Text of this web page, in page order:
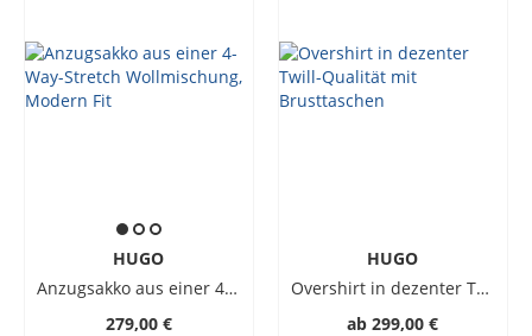
HUGO
Anzugsakko aus einer 4-Way-Stretch Wollmischung, Modern Fit
279,00 €
HUGO
Overshirt in dezenter Twill-Qualität mit Brusttaschen
ab 299,00 €